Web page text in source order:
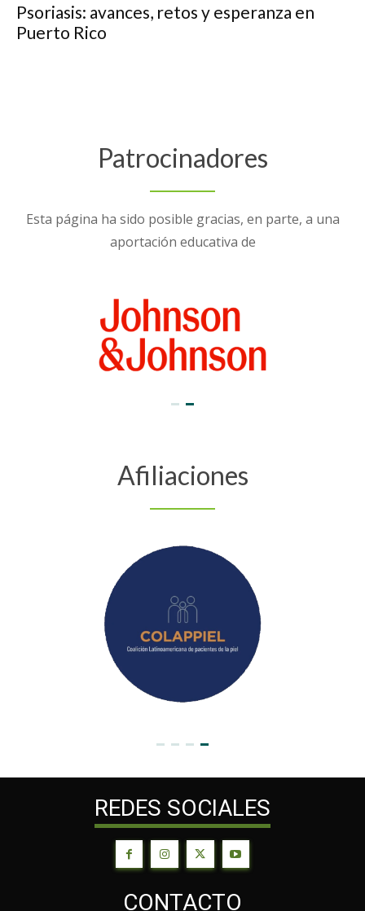
Psoriasis: avances, retos y esperanza en
Puerto Rico
Patrocinadores
Esta página ha sido posible gracias, en parte, a una
aportación educativa de
Afiliaciones
REDES SOCIALES
CONTACTO